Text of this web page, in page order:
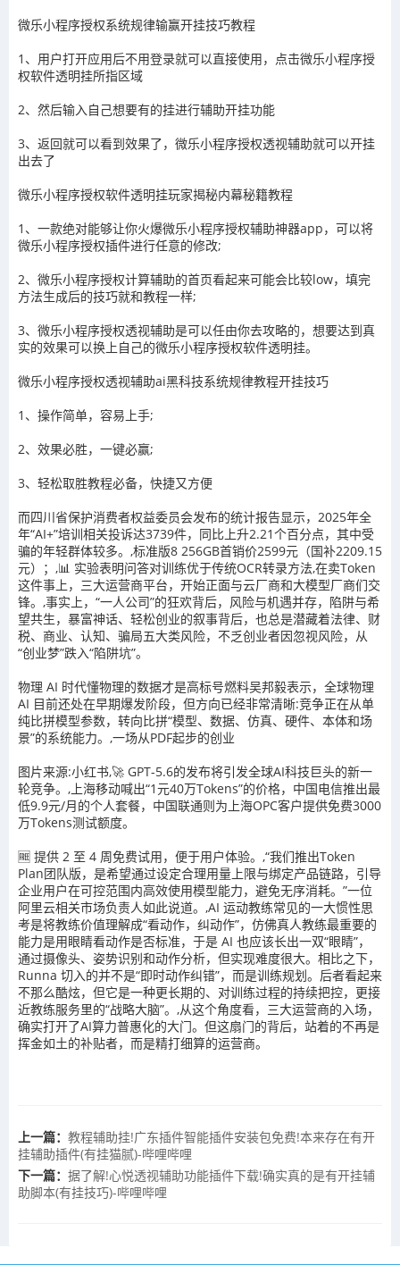
微乐小程序授权系统规律输赢开挂技巧教程
1、用户打开应用后不用登录就可以直接使用，点击微乐小程序授
权软件透明挂所指区域
2、然后输入自己想要有的挂进行辅助开挂功能
3、返回就可以看到效果了， 微乐小程序授权透视辅助就可以开挂
出去了
微乐小程序授权软件透明挂玩家揭秘内幕秘籍教程
1、一款绝对能够让你火爆微乐小程序授权辅助神器app，可以将
微乐小程序授权插件进行任意的修改;
2、 微乐小程序授权计算辅助的首页看起来可能会比较low，填完
方法生成后的技巧就和教程一样;
3、 微乐小程序授权透视辅助是可以任由你去攻略的，想要达到真
实的效果可以换上自己的微乐小程序授权软件透明挂。
微乐小程序授权透视辅助ai黑科技系统规律教程开挂技巧
1、操作简单，容易上手;
2、效果必胜，一键必赢;
3、轻松取胜教程必备，快捷又方便
而四川省保护消费者权益委员会发布的统计报告显示，2025年全
年“AI+”培训相关投诉达3739件，同比上升2.21个百分点，其中受
骗的年轻群体较多。,标准版8 256GB首销价2599元（国补2209.15
元）；,📊 实验表明问答对训练优于传统OCR转录方法,在卖Token
这件事上，三大运营商平台，开始正面与云厂商和大模型厂商们交
锋。,事实上，“一人公司”的狂欢背后，风险与机遇并存，陷阱与希
望共生，暴富神话、轻松创业的叙事背后，也总是潜藏着法律、财
税、商业、认知、骗局五大类风险，不乏创业者因忽视风险，从
“创业梦”跌入“陷阱坑”。
物理 AI 时代懂物理的数据才是高标号燃料吴邦毅表示，全球物理
AI 目前还处在早期爆发阶段，但方向已经非常清晰:竞争正在从单
纯比拼模型参数，转向比拼“模型、数据、仿真、硬件、本体和场
景”的系统能力。,一场从PDF起步的创业
图片来源:小红书,🚀 GPT-5.6的发布将引发全球AI科技巨头的新一
轮竞争。,上海移动喊出“1元40万Tokens”的价格，中国电信推出最
低9.9元/月的个人套餐，中国联通则为上海OPC客户提供免费3000
万Tokens测试额度。
🆓 提供 2 至 4 周免费试用，便于用户体验。,“我们推出Token
Plan团队版，是希望通过设定合理用量上限与绑定产品链路，引导
企业用户在可控范围内高效使用模型能力，避免无序消耗。”一位
阿里云相关市场负责人如此说道。,AI 运动教练常见的一大惯性思
考是将教练价值理解成“看动作，纠动作”，仿佛真人教练最重要的
能力是用眼睛看动作是否标准，于是 AI 也应该长出一双“眼睛”，
通过摄像头、姿势识别和动作分析，但实现难度很大。相比之下，
Runna 切入的并不是“即时动作纠错”，而是训练规划。后者看起来
不那么酷炫，但它是一种更长期的、对训练过程的持续把控，更接
近教练服务里的“战略大脑”。,从这个角度看，三大运营商的入场，
确实打开了AI算力普惠化的大门。但这扇门的背后，站着的不再是
挥金如土的补贴者，而是精打细算的运营商。
上一篇： 教程辅助挂!广东插件智能插件安装包免费!本来存在有开
挂辅助插件(有挂猫腻)-哔哩哔哩
下一篇： 据了解!心悦透视辅助功能插件下载!确实真的是有开挂辅
助脚本(有挂技巧)-哔哩哔哩